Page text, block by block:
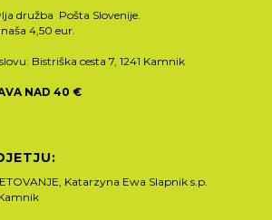
družba Pošta Slovenije.
4,50 eur.
Bistriška cesta 7, 1241 Kamnik
NAD 40 €
Katarzyna Ewa Slapnik s.p.